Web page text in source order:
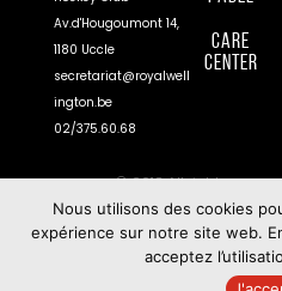
Av.d'Hougoumont 14,
1180 Uccle
secretariat@royalwell
ington.be
02/375.60.68
Care
Center
© 2018 All rights
Nous utilisons des cookies
expérience sur notre site web.
acceptez